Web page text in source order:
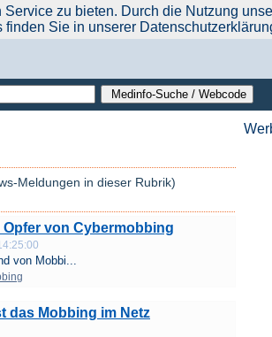
| werben auf Medinfo|Anbieter hinzufügen
Meldungen in dieser Rubrik)
von Cybermobbing
von Mobbi...
das Mobbing im Netz
zu bieten. Durch die Nutzung
finden Sie in unserer